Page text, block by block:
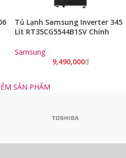
Tủ Lạnh Samsung Inverter 345
Lít RT35CG5544B1SV Chính
Samsung
9,490,000₫
SẢN PHẨM